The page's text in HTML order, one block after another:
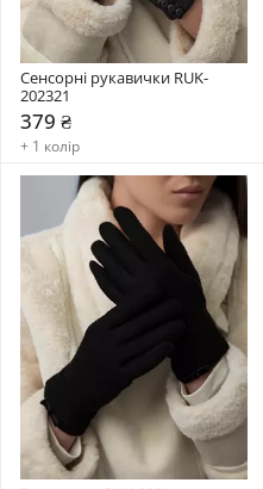
Сенсорні рукавички RUK-
202321
379 ₴
+ 1 колір